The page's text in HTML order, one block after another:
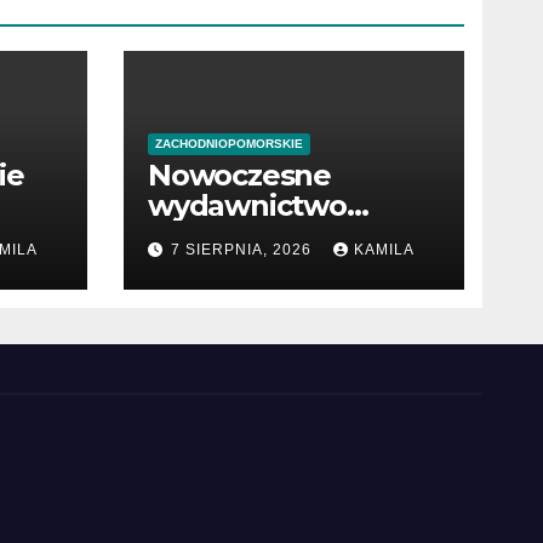
ZACHODNIOPOMORSKIE
Nowoczesne
wydawnictwo
internetowe z
książkami
7 SIERPNIA, 2026 KAMILA